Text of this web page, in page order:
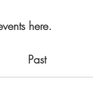
here.
Past